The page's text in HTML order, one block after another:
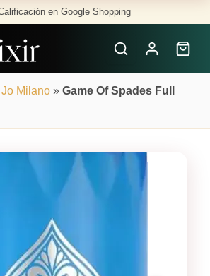
en Google Shopping
Jo Milano » Game Of Spades Full